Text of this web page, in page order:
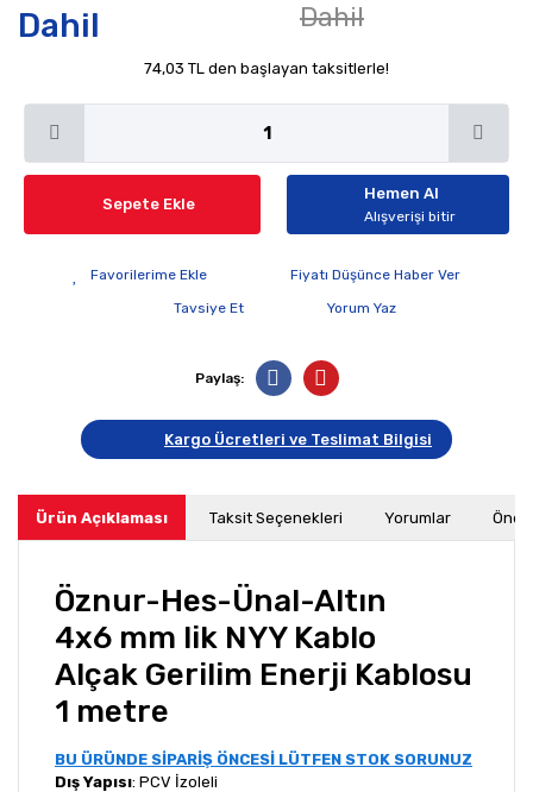
Dahil
Dahil
74,03 TL den başlayan taksitlerle!
Sepete Ekle
Hemen Al
Alışverişi bitir
Fiyatı Düşünce Haber Ver
Tavsiye Et
Yorum Yaz
Paylaş:
Kargo Ücretleri ve Teslimat Bilgisi
Ürün Açıklaması Taksit Seçenekleri Yorumlar
Öznur-Hes-Ünal-Altın
4x6 mm lik NYY Kablo
Alçak Gerilim Enerji Kablosu
1 metre
BU ÜRÜNDE SİPARİŞ ÖNCESİ LÜTFEN STOK SORUNUZ
Dış Yapısı: PCV İzoleli